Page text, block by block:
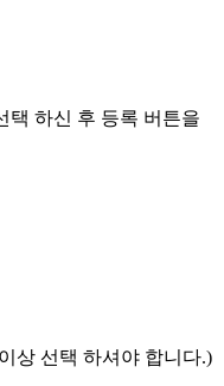
택 하신 후 등록 버튼을
상 선택 하셔야 합니다.)